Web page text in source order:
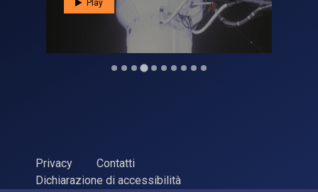
Play
Privacy
Contatti
Dichiarazione di accessibilità